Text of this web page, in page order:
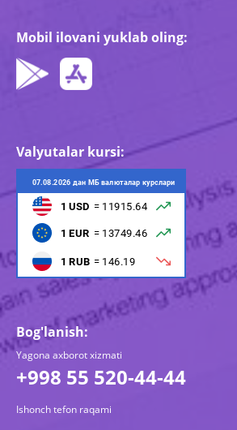
Mobil ilovani yuklab oling:
Valyutalar kursi:
Bog'lanish:
Yagona axborot xizmati
+998 55 520-44-44
Ishonch tefon raqami